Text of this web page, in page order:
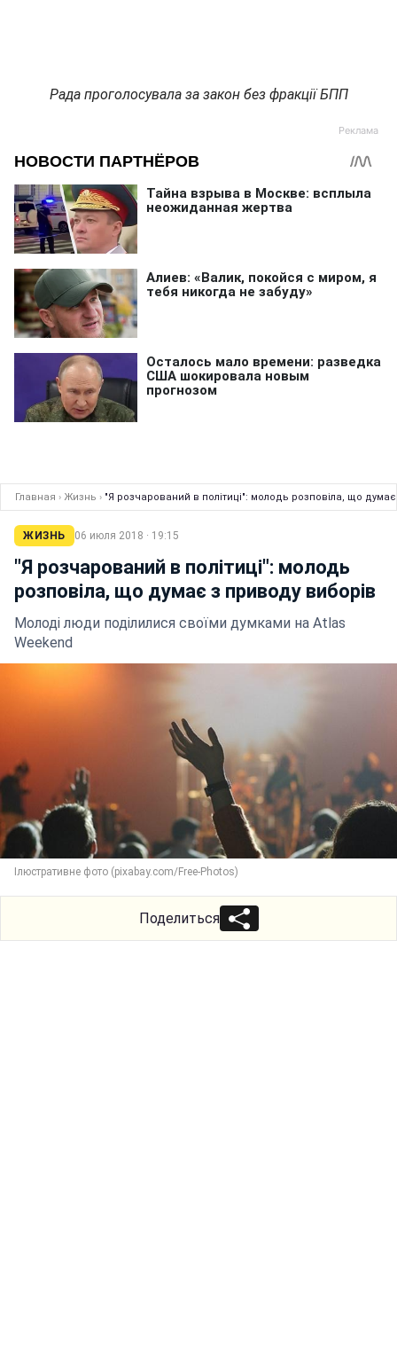
Рада проголосувала за закон без фракції БПП
Главная › Жизнь › "Я розчарований в політиці": молодь розповіла, що
ЖИЗНЬ 06 июля 2018 · 19:15
"Я розчарований в політиці": молодь
розповіла, що думає з приводу виборів
Молоді люди поділилися своїми думками на Atlas
Weekend
Ілюстративне фото (pixabay.com/Free-Photos)
Поделиться